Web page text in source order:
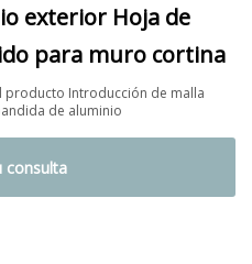
exterior Hoja de
para muro cortina
producto Introducción de malla
de aluminio
consulta